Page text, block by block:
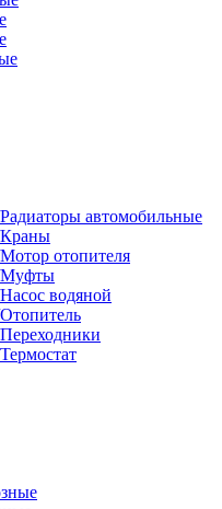
автомобильные
Краны
отопителя
Муфты
водяной